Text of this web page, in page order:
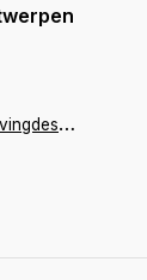
a
ntwerpen@livingdesign.be